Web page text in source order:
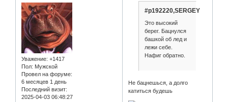
Уважение: +1417
Пол: Мужской
Провел на форуме:
6 месяцев 1 день
Последний визит:
2025-04-03 06:48:27
#p192220,SERGEY
Это высокий
берег. Бацнулся
башкой об лед и
лежи себе.
Нафиг обратно.
Не бацнешься, а долго
катиться будешь